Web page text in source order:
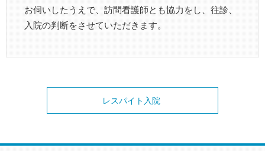
お伺いしたうえで、訪問看護師とも協力をし、往診、
入院の判断をさせていただきます。
レスパイト入院